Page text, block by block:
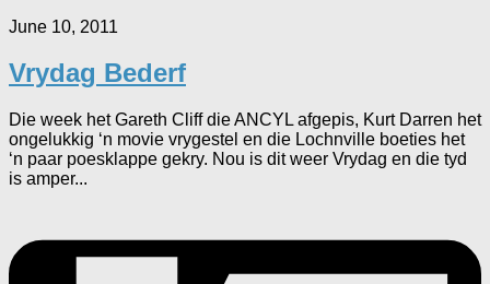
June 10, 2011
Vrydag Bederf
Die week het Gareth Cliff die ANCYL afgepis, Kurt Darren het
ongelukkig ‘n movie vrygestel en die Lochnville boeties het
‘n paar poesklappe gekry. Nou is dit weer Vrydag en die tyd
is amper...